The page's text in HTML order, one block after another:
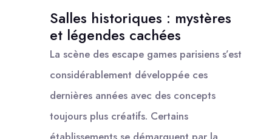
Salles historiques : mystères
et légendes cachées
La scène des escape games parisiens s’est
considérablement développée ces
dernières années avec des concepts
toujours plus créatifs. Certains